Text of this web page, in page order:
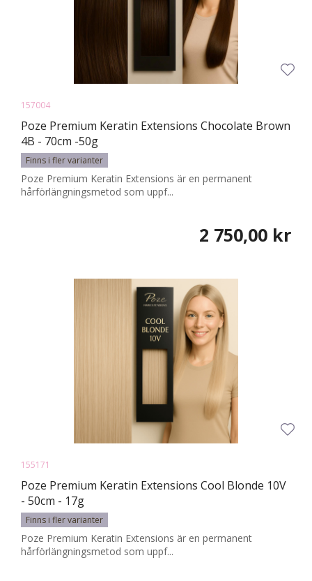
157004
Poze Premium Keratin Extensions Chocolate Brown
4B - 70cm -50g
Finns i fler varianter
Poze Premium Keratin Extensions är en permanent
hårförlängningsmetod som uppf...
2 750,00 kr
155171
Poze Premium Keratin Extensions Cool Blonde 10V
- 50cm - 17g
Finns i fler varianter
Poze Premium Keratin Extensions är en permanent
hårförlängningsmetod som uppf...